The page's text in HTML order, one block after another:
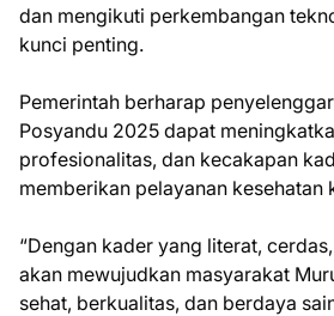
dan mengikuti perkembangan
kunci penting.
Pemerintah berharap
Posyandu 2025 dapat
profesionalitas, dan kecakapan
memberikan pelayanan kesehatan
“Dengan kader yang literat,
akan mewujudkan masyarakat
sehat, berkualitas, dan berdaya